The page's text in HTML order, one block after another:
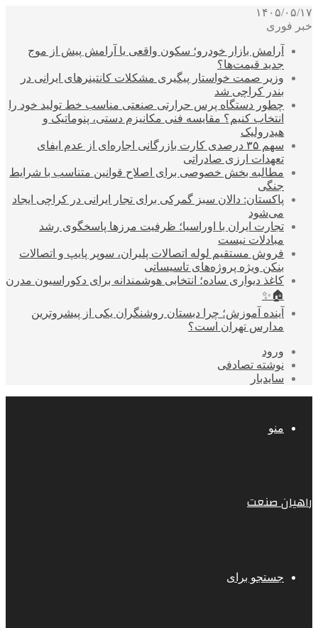
۱۴۰۵/۰۵/۱۷
خبر فوری
آرامش بازار خودرو؛ سکون واقعی یا آرامش پیش از موج
جدید قیمت‌ها؟
وزیر صمت خواستار پیگیری مشکلات کانتینرهای ایرانی در
بندر کراچی شد
چطور دستگاه پرس حرارتی صنعتی مناسب خط تولید خود را
انتخاب کنیم؟ مقایسه فنی مکانیزم دستی، پنوماتیک و
هیدرولیک
سهم ۳۵ درصدی کارت بازرگانی اجاره‌ای از عدم ایفای
تعهدات ارزی صادراتی
مطالبه بخش خصوصی برای اصلاح قوانین متناسب با شرایط
جنگی
پاکستان: دالان سبز گمرکی برای تجار ایرانی در کراچی ایجاد
می‌شود
تجارت ایران با اوراسیا؛ ظرفیت مرزها پاسخگوی رشد
مبادلات نیست
فروش مستقیم لوله اتصالات پلیران، سوپر پایپ و اتصالات
بنکن ویژه پروژه‌های تاسیساتی
کاغذ دیواری ساده؛ انتخابی هوشمندانه برای دکوراسیون مدرن
🏠✨
آینده آموزش؛ چرا دبستان روشنگران یکی از پیشروترین
مدارس تهران است؟
ورود
نوشته تصادفی
سایدبار
منو
راهیان صنعت
جستجو برای